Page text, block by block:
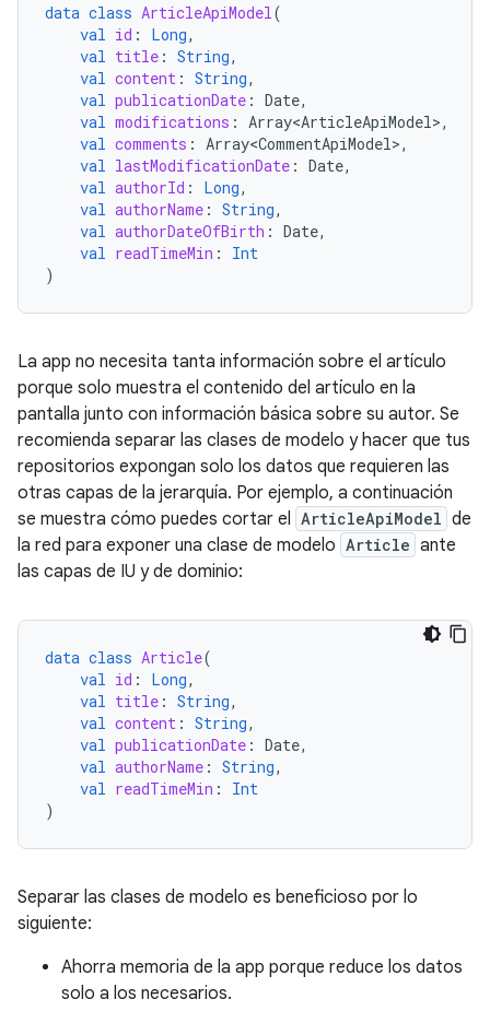
data class ArticleApiModel(
val id : Long,
val title : String,
val content : String,
val publicationDate : Date,
val modifications : Array<ArticleApiModel>,
val comments : Array<CommentApiModel>,
val lastModificationDate : Date,
val authorId : Long,
val authorName : String,
val authorDateOfBirth : Date,
val readTimeMin :
Int
)
La app no necesita tanta información sobre el artículo
porque solo muestra el contenido del artículo en la
pantalla junto con información básica sobre su autor. Se
recomienda separar las clases de modelo y hacer que tus
repositorios expongan solo los datos que requieren las
otras capas de la jerarquía. Por ejemplo, a continuación
se muestra cómo puedes cortar el
ArticleApiModel de
la red para exponer una clase de modelo Article ante
las capas de IU y de dominio:
data class Article(
val id : Long,
val title : String,
val content : String,
val publicationDate : Date,
val authorName : String,
val readTimeMin :
Int
)
Separar las clases de modelo es beneficioso por lo
siguiente:
Ahorra memoria de la app porque reduce los datos
solo a los necesarios.